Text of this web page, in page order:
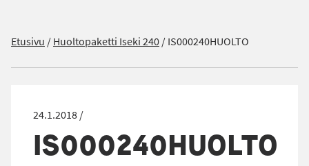
Etusivu /Huoltopaketti Iseki 240/IS000240HUOLTO
24.1.2018 /
IS000240HUOLTO